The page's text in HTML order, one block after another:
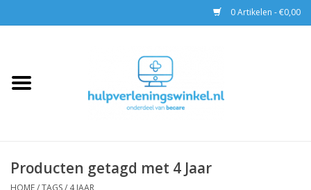
0 Artikelen - €0,00
EHBO
Producten getagd met 4 Jaar
HOME/TAGS/ 4 JAAR